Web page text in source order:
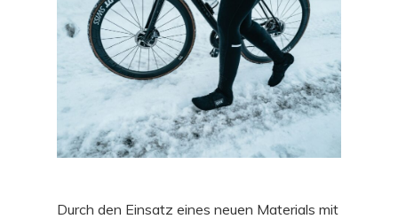
Durch den Einsatz eines neuen Materials mit